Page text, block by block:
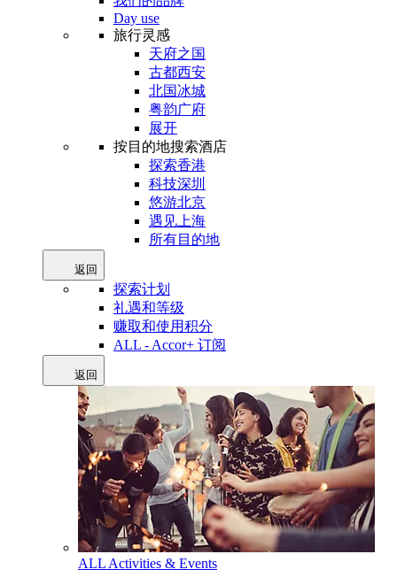
Day use
旅行灵感
天府之国
古都西安
北国冰城
粤韵广府
展开
按目的地搜索酒店
探索香港
科技深圳
悠游北京
遇见上海
所有目的地
返回
探索计划
礼遇和等级
赚取和使用积分
ALL - Accor+ 订阅
返回
ALL Activities & Events